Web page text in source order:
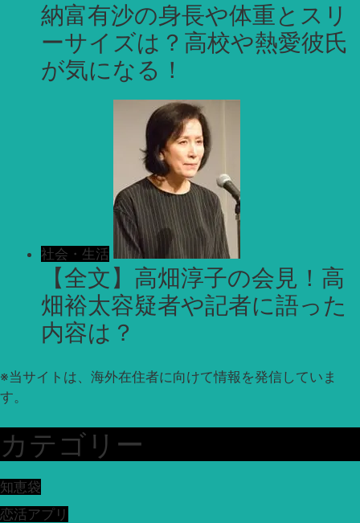
納富有沙の身長や体重とスリ
ーサイズは？高校や熱愛彼氏
が気になる！
社会・生活
【全文】高畑淳子の会見！高
畑裕太容疑者や記者に語った
内容は？
※当サイトは、海外在住者に向けて情報を発信していま
す。
カテゴリー
知恵袋
恋活アプリ